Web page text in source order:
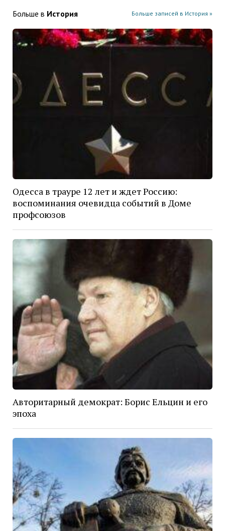
Больше в История Больше записей в История »
Одесса в трауре 12 лет и ждет Россию:
воспоминания очевидца событий в Доме
профсоюзов
Авторитарный демократ: Борис Ельцин и его
эпоха